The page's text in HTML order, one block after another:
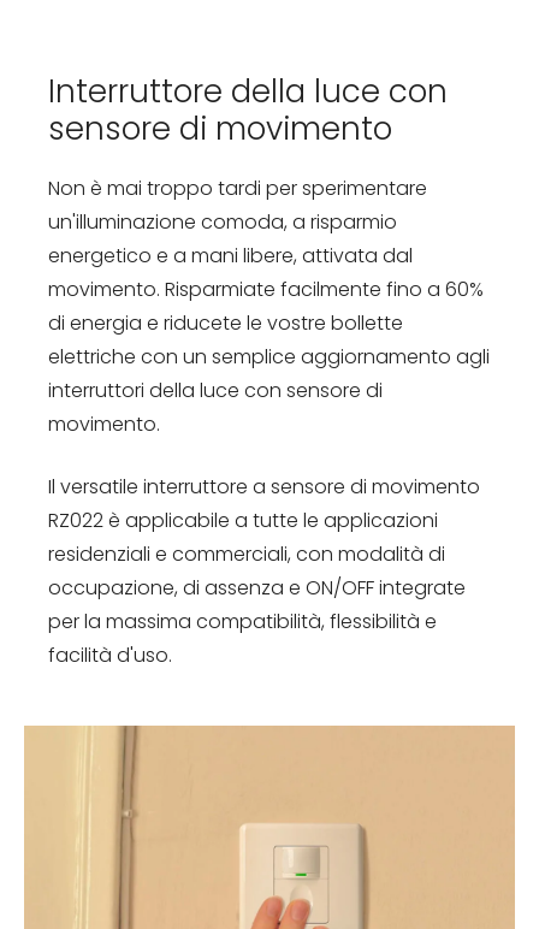
Interruttore della luce con
sensore di movimento
Non è mai troppo tardi per sperimentare
un'illuminazione comoda, a risparmio
energetico e a mani libere, attivata dal
movimento. Risparmiate facilmente fino a 60%
di energia e riducete le vostre bollette
elettriche con un semplice aggiornamento agli
interruttori della luce con sensore di
movimento.
Il versatile interruttore a sensore di movimento
RZ022 è applicabile a tutte le applicazioni
residenziali e commerciali, con modalità di
occupazione, di assenza e ON/OFF integrate
per la massima compatibilità, flessibilità e
facilità d'uso.